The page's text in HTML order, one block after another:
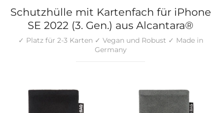
Schutzhülle mit Kartenfach für iPhone
SE 2022 (3. Gen.) aus Alcantara®
✓ Platz für 2-3 Karten ✓ Vegan und Robust ✓ Made in
Germany